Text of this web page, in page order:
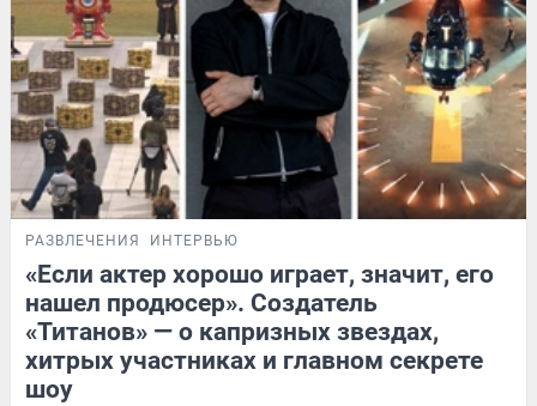
РАЗВЛЕЧЕНИЯ ИНТЕРВЬЮ
«Если актер хорошо играет, значит, его
нашел продюсер». Создатель
«Титанов» — о капризных звездах,
хитрых участниках и главном секрете
шоу